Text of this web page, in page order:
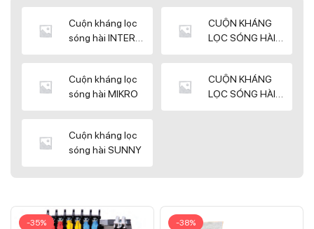
Cuộn kháng lọc
sóng hài INTER
CUỘN KHÁNG
LỌC SÓNG HÀI
Cuộn kháng lọc
sóng hài MIKRO
CUỘN KHÁNG
LỌC SÓNG HÀI
Cuộn kháng lọc
sóng hài SUNNY
-35% -38%